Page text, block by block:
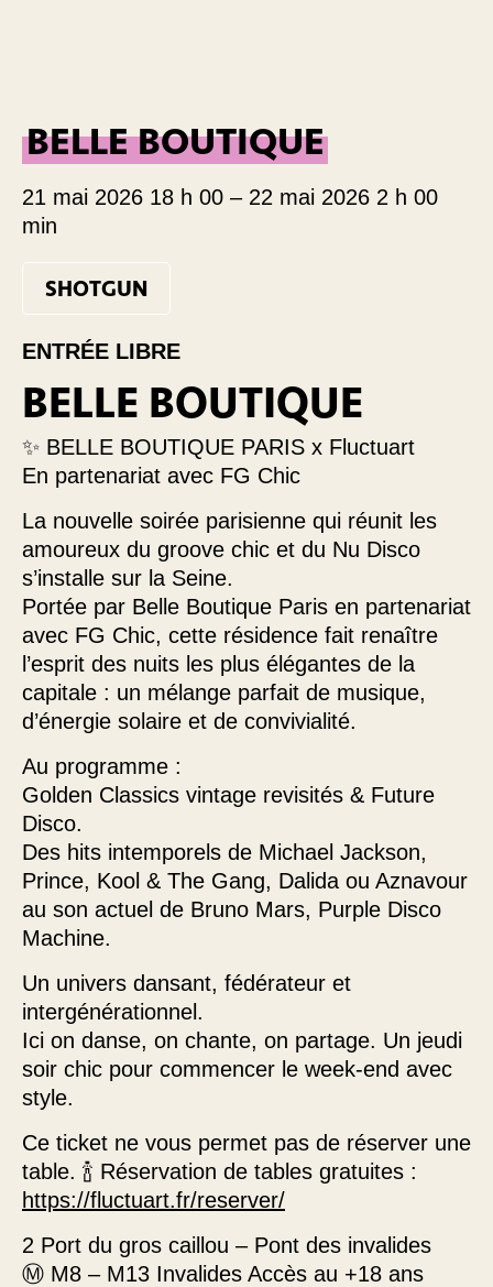
BELLE BOUTIQUE
21 mai 2026 18 h 00 – 22 mai 2026 2 h 00
min
SHOTGUN
ENTRÉE LIBRE
BELLE BOUTIQUE
✨ BELLE BOUTIQUE PARIS x Fluctuart
En partenariat avec FG Chic
La nouvelle soirée parisienne qui réunit les
amoureux du groove chic et du Nu Disco
s’installe sur la Seine.
Portée par Belle Boutique Paris en partenariat
avec FG Chic, cette résidence fait renaître
l’esprit des nuits les plus élégantes de la
capitale : un mélange parfait de musique,
d’énergie solaire et de convivialité.
Au programme :
Golden Classics vintage revisités & Future
Disco.
Des hits intemporels de Michael Jackson,
Prince, Kool & The Gang, Dalida ou Aznavour
au son actuel de Bruno Mars, Purple Disco
Machine.
Un univers dansant, fédérateur et
intergénérationnel.
Ici on danse, on chante, on partage. Un jeudi
soir chic pour commencer le week-end avec
style.
Ce ticket ne vous permet pas de réserver une
table. 🍾 Réservation de tables gratuites :
https://fluctuart.fr/reserver/
2 Port du gros caillou – Pont des invalides
Ⓜ️ M8 – M13 Invalides Accès au +18 ans